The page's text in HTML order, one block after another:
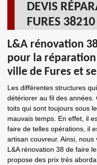
DEVIS
FURES 38210
L&A rénovation
pour la
ville de Fures et
Les différentes structures
détériorer au fil des années.
toits qui sont toujours sous
mauvais temps. En effet, il
faire de telles opérations, il
artisan couvreur. Ainsi,
L&A rénovation 38 de faire
propose des prix très